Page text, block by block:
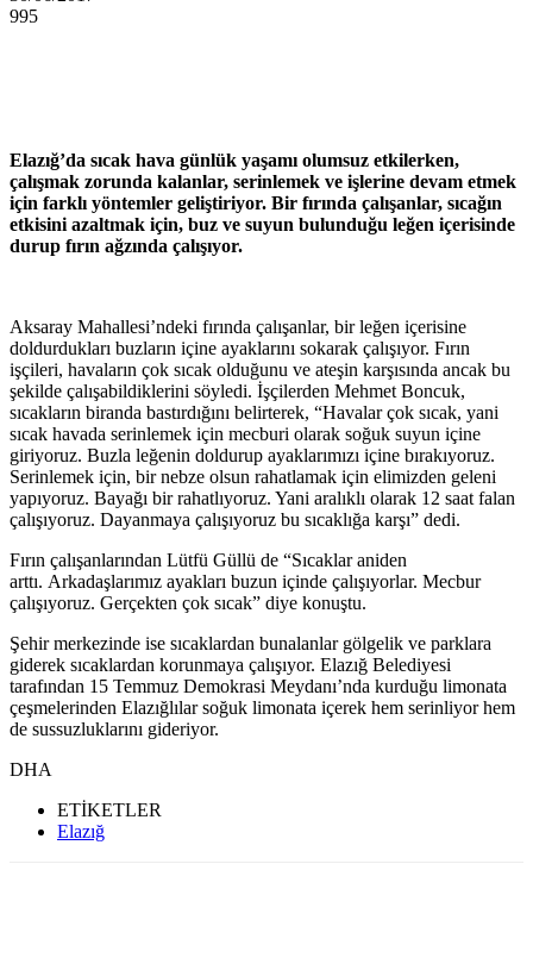
995
Elazığ’da sıcak hava günlük yaşamı olumsuz etkilerken,
çalışmak zorunda kalanlar, serinlemek ve işlerine devam etmek
için farklı yöntemler geliştiriyor. Bir fırında çalışanlar, sıcağın
etkisini azaltmak için, buz ve suyun bulunduğu leğen içerisinde
durup fırın ağzında çalışıyor.
Aksaray Mahallesi’ndeki fırında çalışanlar, bir leğen içerisine
doldurdukları buzların içine ayaklarını sokarak çalışıyor. Fırın
işçileri, havaların çok sıcak olduğunu ve ateşin karşısında ancak bu
şekilde çalışabildiklerini söyledi. İşçilerden Mehmet Boncuk,
sıcakların biranda bastırdığını belirterek, “Havalar çok sıcak, yani
sıcak havada serinlemek için mecburi olarak soğuk suyun içine
giriyoruz. Buzla leğenin doldurup ayaklarımızı içine bırakıyoruz.
Serinlemek için, bir nebze olsun rahatlamak için elimizden geleni
yapıyoruz. Bayağı bir rahatlıyoruz. Yani aralıklı olarak 12 saat falan
çalışıyoruz. Dayanmaya çalışıyoruz bu sıcaklığa karşı” dedi.
Fırın çalışanlarından Lütfü Güllü de “Sıcaklar aniden
arttı. Arkadaşlarımız ayakları buzun içinde çalışıyorlar. Mecbur
çalışıyoruz. Gerçekten çok sıcak” diye konuştu.
Şehir merkezinde ise sıcaklardan bunalanlar gölgelik ve parklara
giderek sıcaklardan korunmaya çalışıyor. Elazığ Belediyesi
tarafından 15 Temmuz Demokrasi Meydanı’nda kurduğu limonata
çeşmelerinden Elazığlılar soğuk limonata içerek hem serinliyor hem
de sussuzluklarını gideriyor.
DHA
ETİKETLER
Elazığ